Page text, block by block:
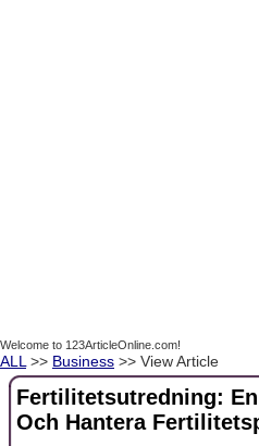
Welcome to 123ArticleOnline.com!
ALL >> Business >> View Article
Fertilitetsutredning:
Och Hantera